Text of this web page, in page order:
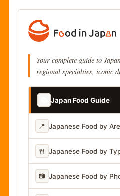
Your complete guide to
regional specialties, iconic
Japan Food Guide
📍 Japanese Food by
🍴 Japanese Food by
📷 Japanese Food by